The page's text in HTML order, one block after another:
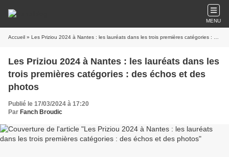
MENU
Accueil » Les Priziou 2024 à Nantes : les lauréats dans les trois premières catégories : des échos et des photos
Les Priziou 2024 à Nantes : les lauréats dans les
trois premières catégories : des échos et des
photos
Publié le 17/03/2024 à 17:20
Par Fanch Broudic